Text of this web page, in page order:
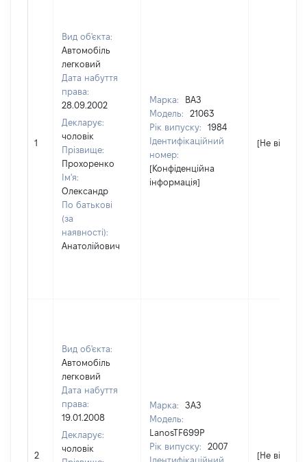
1
Вид об'єкта:
Автомобіль
легковий
Дата набуття
права:
28.09.2002
Декларує:
чоловік
Прізвище:
Прохоренко
Ім'я:
Олександр
По батькові
(за
наявності):
Анатолійович
Марка:
ВАЗ
Модель:
21063
Рік випуску:
1984
Ідентифікаційний
номер:
[Конфіденційна
інформація]
[Не відомо]
2
Вид об'єкта:
Автомобіль
легковий
Дата набуття
права:
19.01.2008
Декларує:
чоловік
Марка:
ЗАЗ
Модель:
LanosTF699P
Рік випуску:
2007
Ідентифікаційний
[Не відомо]